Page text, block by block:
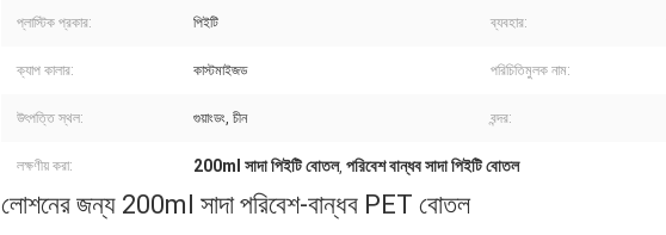
প্লাস্টিক প্রকার: পিইটি ব্যবহার:
ক্যাপ কালার: কাস্টমাইজড পরিচিতিমুলক নাম:
উৎপত্তি স্থল: গুয়াংডং, চীন বন্দর:
লক্ষণীয় করা: 200ml সাদা পিইটি বোতল, পরিবেশ বান্ধব সাদা পিইটি বোতল
লোশনের জন্য 200ml সাদা পরিবেশ-বান্ধব PET বোতল